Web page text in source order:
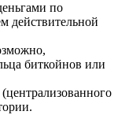
по
действительной
биткойнов или